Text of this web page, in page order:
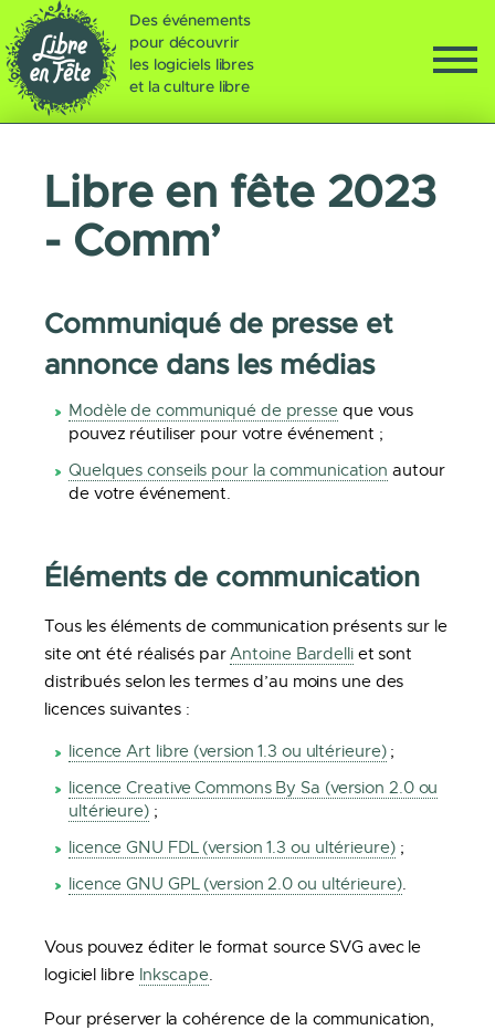
Des événements
pour découvrir
les logiciels libres
et la culture libre
Libre en fête 2023
- Comm’
Communiqué de presse et
annonce dans les médias
Modèle de communiqué de presse que vous
pouvez réutiliser pour votre événement ;
Quelques conseils pour la communication autour
de votre événement.
Éléments de communication
Tous les éléments de communication présents sur le
site ont été réalisés par Antoine Bardelliet sont
distribués selon les termes d’au moins une des
licences suivantes :
licence Art libre (version 1.3 ou ultérieure);
licence Creative Commons By Sa (version 2.0 ou
ultérieure);
licence GNU FDL (version 1.3 ou ultérieure);
licence GNU GPL (version 2.0 ou ultérieure).
Vous pouvez éditer le format source SVG avec le
logiciel libre Inkscape.
Pour préserver la cohérence de la communication,